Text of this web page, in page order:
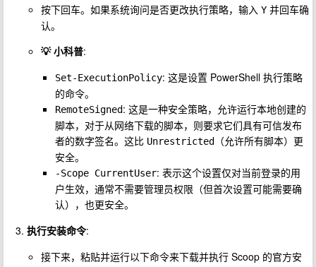
按下回车。如果系统询问是否更改执行策略，输入 Y 并回车确
认。
💡 小科普:
Set-ExecutionPolicy: 这是设置 PowerShell 执行策略
的命令。
RemoteSigned: 这是一种安全策略，允许运行本地创建的
脚本，对于从网络下载的脚本，则要求它们具有可信发布
者的数字签名。这比 Unrestricted
（允许所有脚本）更
安全。
-Scope CurrentUser: 表示这个设置仅对当前登录的用
户生效，通常不需要管理员权限（但首次设置可能需要确
认），也更安全。
执行安装命令:
接下来，粘贴并运行以下命令来下载并执行 Scoop 的官方安